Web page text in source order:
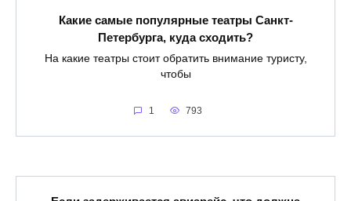
Какие самые популярные театры Санкт-
Петербурга, куда сходить?
На какие театры стоит обратить внимание туристу,
чтобы
1 793